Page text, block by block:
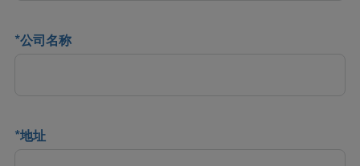
*公司名称
*地址